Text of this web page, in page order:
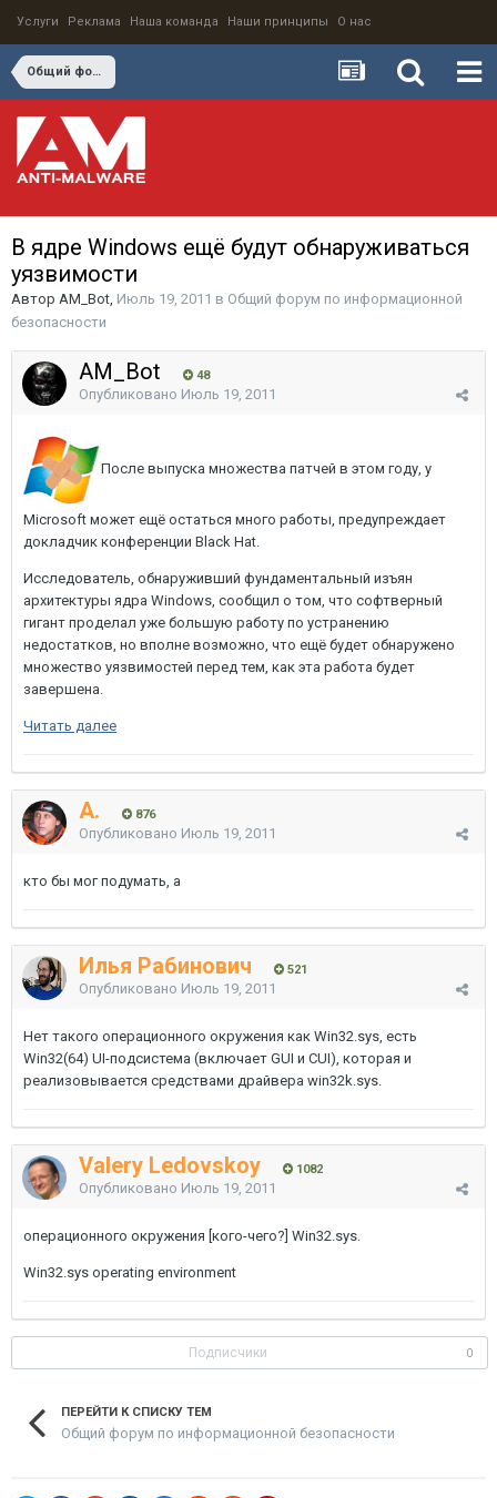
Услуги Реклама Наша команда Наши принципы О нас
Общий форум по информационной безопасности
В ядре Windows ещё будут обнаруживаться
уязвимости
Автор AM_Bot, Июль 19, 2011 в Общий форум по информационной
безопасности
AM_Bot 48
Опубликовано Июль 19, 2011
После выпуска множества патчей в этом году, у
Microsoft может ещё остаться много работы, предупреждает
докладчик конференции Black Hat.
Исследователь, обнаруживший фундаментальный изъян
архитектуры ядра Windows, сообщил о том, что софтверный
гигант проделал уже большую работу по устранению
недостатков, но вполне возможно, что ещё будет обнаружено
множество уязвимостей перед тем, как эта работа будет
завершена.
Читать далее
A. 876
Опубликовано Июль 19, 2011
кто бы мог подумать, а
Илья Рабинович 521
Опубликовано Июль 19, 2011
Нет такого операционного окружения как Win32.sys, есть
Win32(64) UI-подсистема (включает GUI и CUI), которая и
реализовывается средствами драйвера win32k.sys.
Valery Ledovskoy 1082
Опубликовано Июль 19, 2011
операционного окружения [кого-чего?] Win32.sys.
Win32.sys operating environment
Подписчики 0
ПЕРЕЙТИ К СПИСКУ ТЕМ
Общий форум по информационной безопасности